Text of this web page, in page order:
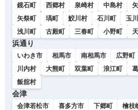
鏡石町
西郷村 泉崎村 中島村
矢祭町
塙町 鮫川村 石川町 玉
浅川町
古殿町 三春町 小野町
浜通り
いわき市 相馬市 南相馬市 広野町
川内村
大熊町 双葉町 浪江町
飯舘村
会津
会津若松市 喜多方市 下郷町 檜枝